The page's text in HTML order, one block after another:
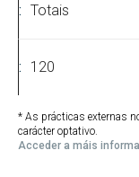
Totais
120
* As prácticas externas
carácter optativo.
Acceder a máis